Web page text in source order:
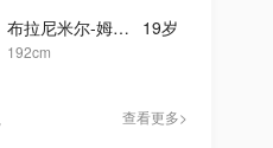
19岁
布拉尼米尔-姆拉契奇
192cm
查看更多>